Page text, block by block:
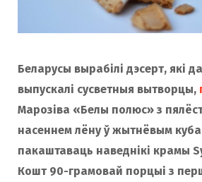
Беларусы вырабілі дэсерт, які
выпускалі сусветныя вытворцы,
Марозіва «Белы полюс» з
насеннем лёну ў жытнёвым
пакаштаваць наведнікі крамы
Кошт 90-грамовай порцыі з